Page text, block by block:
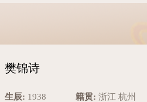
樊锦诗
生辰: 1938 籍贯: 浙江 杭州